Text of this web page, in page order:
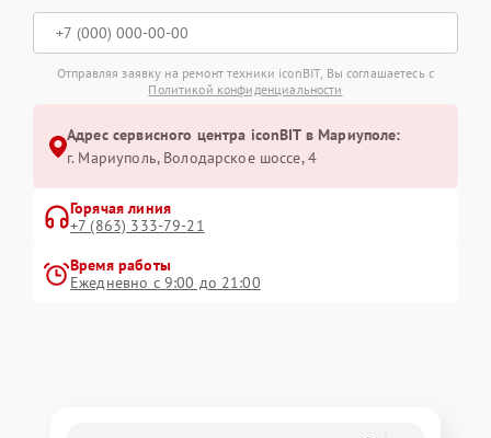
Отправляя заявку на ремонт техники iconBIT, Вы соглашаетесь с
Политикой конфиденциальности
Адрес сервисного центра iconBIT в Мариуполе:
г. Мариуполь, Володарское шоссе, 4
Горячая линия
+7 (863) 333-79-21
Время работы
Ежедневно с 9:00 до 21:00